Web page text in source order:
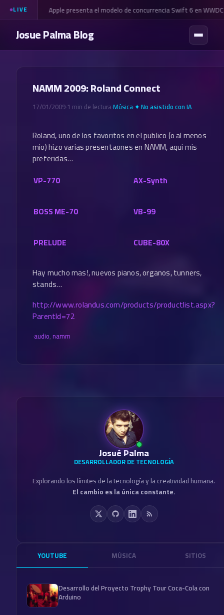
LIVE Apple presenta el modelo de concurrencia Swift 6 en WWDC
Josue Palma Blog
NAMM 2009: Roland Connect
17/01/2009·1 min de lectura·Música·✦ No asistido con IA
Roland, uno de los favoritos en el publico (o al menos
mio) hizo varias presentaones en NAMM, aqui mis
preferidas…
VP-770
AX-Synth
BOSS ME-70 VB-99
PRELUDE CUBE-80X
Hay mucho mas!, nuevos pianos, organos, tunners,
stands…
http://www.rolandus.com/products/productlist.aspx?
ParentId=72
·audio, namm
Josué Palma
DESARROLLADOR DE TECNOLOGÍA
Explorando los límites de la tecnología y la creatividad humana.
El cambio es la única constante.
YOUTUBE MÚSICA SITIOS
Desarrollo del Proyecto Trophy Tour Coca-Cola con
Arduino